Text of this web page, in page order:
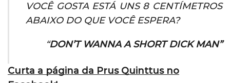
VOCÊ GOSTA ESTÁ UNS 8 CENTÍMETROS
ABAIXO DO QUE VOCÊ ESPERA?
“DON’T WANNA A SHORT DICK MAN”
Curta a página da Prus Quinttus no